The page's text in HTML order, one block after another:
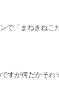
で「まねきねこ
すが何だかそわ